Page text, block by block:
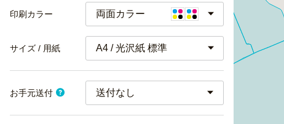
印刷カラー 両面カラー
サイズ / 用紙 A4 / 光沢紙 標準
お手元送付